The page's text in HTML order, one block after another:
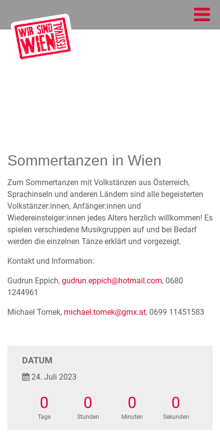
Sommertanzen in Wien
Zum Sommertanzen mit Volkstänzen aus Österreich,
Sprachinseln und anderen Ländern sind alle begeisterten
Volkstänzer:innen, Anfänger:innen und
Wiedereinsteiger:innen jedes Alters herzlich willkommen! Es
spielen verschiedene Musikgruppen auf und bei Bedarf
werden die einzelnen Tänze erklärt und vorgezeigt.
Kontakt und Information:
Gudrun Eppich, gudrun.eppich@hotmail.com, 0680
1244961
Michael Tomek, michael.tomek@gmx.at, 0699 11451583
DATUM
24. Juli 2023
0
Tage
0
Stunden
0
Minuten
0
Sekunden